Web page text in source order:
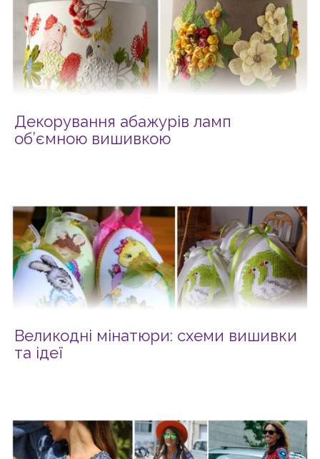
Декорування абажурів ламп
об’ємною вишивкою
Великодні мінатюри: схеми вишивки
та ідеї